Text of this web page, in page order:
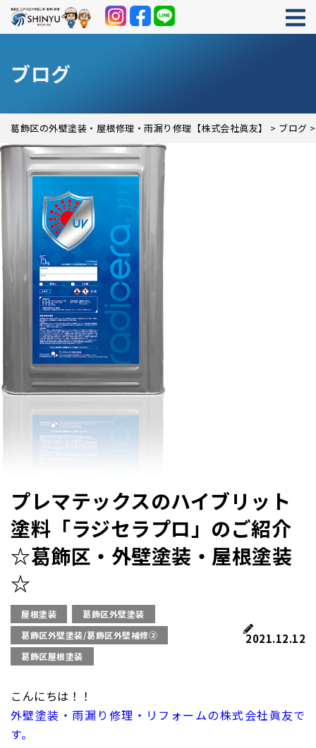
ブログ
葛飾区の外壁塗装・屋根修理・雨漏り修理【株式会社眞友】 > ブログ
プレマテックスのハイブリット
塗料「ラジセラプロ」のご紹介
☆葛飾区・外壁塗装・屋根塗装
☆
屋根塗装
葛飾区外壁塗装
葛飾区外壁塗装/葛飾区外壁補修②
葛飾区屋根塗装
2021.12.12
こんにちは！！
外壁塗装・雨漏り修理・リフォームの株式会社眞友で
す。